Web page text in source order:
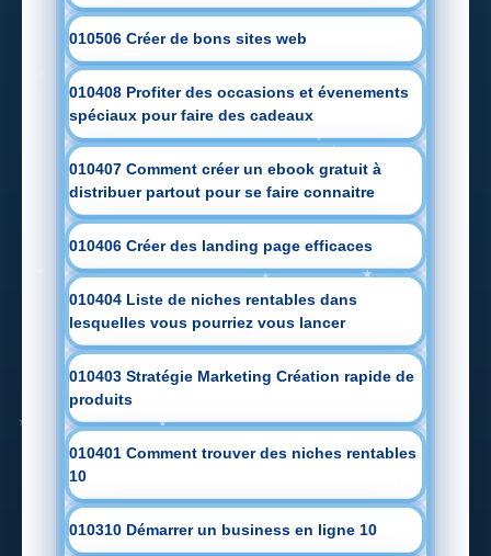
010506 Créer de bons sites web
010408 Profiter des occasions et évenements
spéciaux pour faire des cadeaux
010407 Comment créer un ebook gratuit à
distribuer partout pour se faire connaitre
010406 Créer des landing page efficaces
010404 Liste de niches rentables dans
lesquelles vous pourriez vous lancer
010403 Stratégie Marketing Création rapide de
produits
010401 Comment trouver des niches rentables
10
010310 Démarrer un business en ligne 10